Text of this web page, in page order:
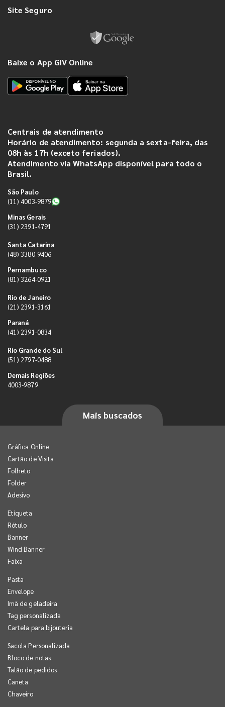
Site Seguro
Baixe o App GIV Online
Centrais de atendimento
Horário de atendimento: segunda a sexta-feira, das
08h às 17h (exceto feriados).
Atendimento via WhatsApp disponível para todo o
Brasil.
São Paulo
(11) 4003-9879
Minas Gerais
(31) 2391-4791
Santa Catarina
(48) 3380-9406
Pernambuco
(81) 3264-0921
Rio de Janeiro
(21) 2391-3161
Paraná
(41) 2391-0834
Rio Grande do Sul
(51) 2797-0488
Demais Regiões
4003-9879
Mais buscados
Gráfica Online
Cartão de Visita
Folheto
Folder
Adesivo
Etiqueta
Rótulo
Banner
Wind Banner
Faixa
Pasta
Envelope
Imã de geladeira
Tag personalizada
Cartela para bijouteria
Sacola Personalizada
Bloco de notas
Talão de pedidos
Caneta
Chaveiro